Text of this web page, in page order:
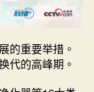
的重要举措。
代的高峰期。